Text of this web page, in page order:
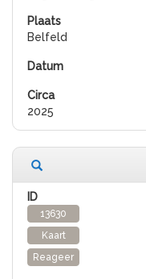
Belfeld
2025
13630
Kaart
Reageer